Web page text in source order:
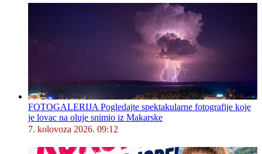
FOTOGALERIJA Pogledajte spektakularne fotografije koje
je lovac na oluje snimio iz Makarske
7. kolovoza 2026. 09:12